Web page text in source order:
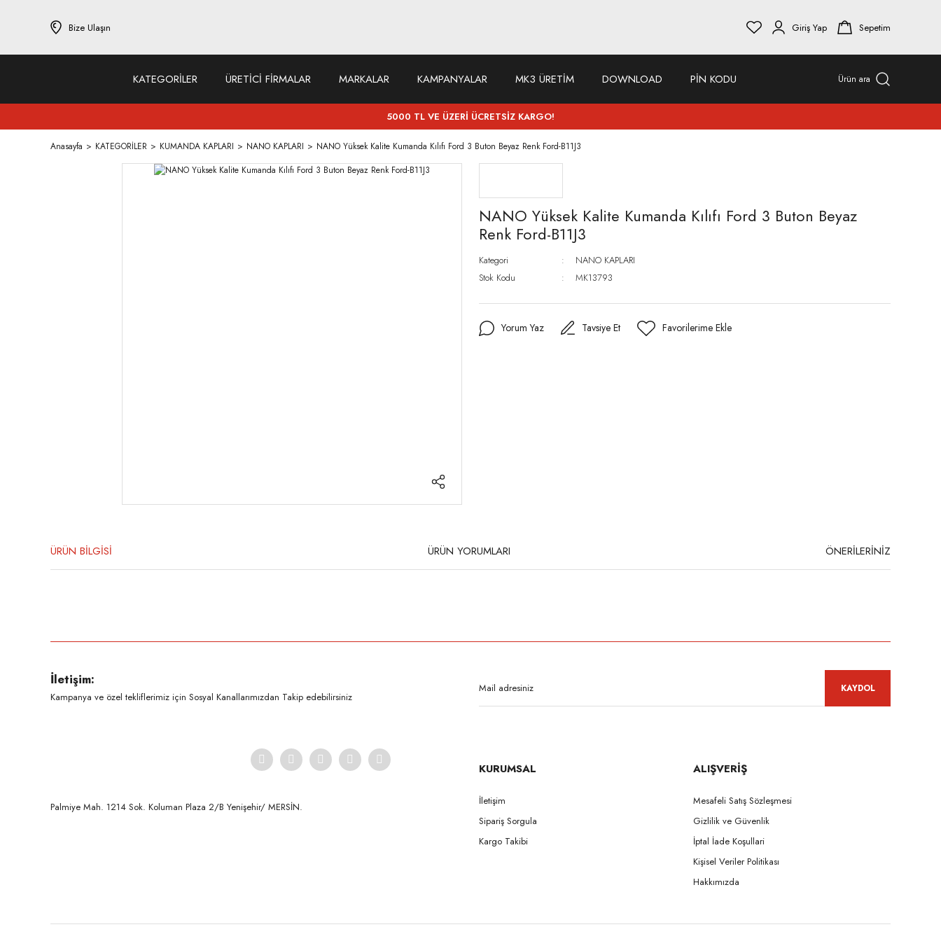
Bize Ulaşın Giriş Yap Sepetim
KATEGORİLER ÜRETİCİ FİRMALAR MARKALAR KAMPANYALAR MK3 ÜRETİM DOWNLOAD PİN KODU Ürün ara
5000 TL VE ÜZERİ ÜCRETSİZ KARGO!
Anasayfa KATEGORİLER KUMANDA KAPLARI NANO KAPLARI NANO Yüksek Kalite Kumanda Kılıfı Ford 3 Buton Beyaz Renk Ford-B11J3
NANO Yüksek Kalite Kumanda Kılıfı Ford 3 Buton Beyaz
Renk Ford-B11J3
Kategori
NANO KAPLARI
Stok Kodu
MK13793
Yorum Yaz Tavsiye Et
ÜRÜN BİLGİSİ ÜRÜN YORUMLARI ÖNERİLERİNİZ
Ürün açıklamasında eksik bilgiler bulunuyor.
Ürün bilgilerinde hatalar bulunuyor.
İletişim:
Kampanya ve özel tekliflerimiz için Sosyal Kanallarımızdan Takip edebilirsiniz
KAYDOL
Palmiye Mah. 1214 Sok. Koluman Plaza 2/B Yenişehir/ MERSİN.ㅤㅤㅤㅤㅤㅤㅤㅤㅤㅤㅤㅤㅤㅤㅤㅤㅤㅤㅤㅤㅤㅤㅤㅤㅤㅤㅤㅤㅤㅤㅤㅤㅤㅤㅤ ㅤㅤㅤㅤㅤㅤㅤㅤㅤㅤ
KURUMSAL
İletişim
Sipariş Sorgula
Kargo Takibi
ALIŞVERİŞ
Mesafeli Satış Sözleşmesi
Gizlilik ve Güvenlik
İptal İade Koşullari
Kişisel Veriler Politikası
Hakkımızda